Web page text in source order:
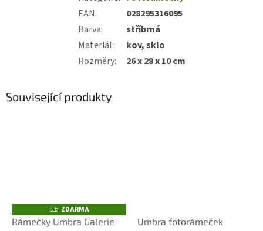
EAN:
028295316095
Barva:
stříbrná
Materiál:
kov, sklo
Rozměry: 26 x 28 x 10 cm
Související produkty
Z
D
A
ZDARMA
Rámečky Umbra Galerie
Umbra fotorámeček